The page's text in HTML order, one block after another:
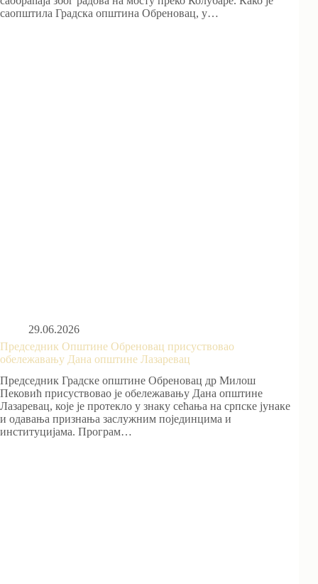
саопштила Градска општина Обреновац, у…
29.06.2026
Председник Општине Обреновац присуствовао
обележавању Дана општине Лазаревац
Председник Градске општине Обреновац др Милош
Пековић присуствовао је обележавању Дана општине
Лазаревац, које је протекло у знаку сећања на српске јунаке
и одавања признања заслужним појединцима и
институцијама. Програм…